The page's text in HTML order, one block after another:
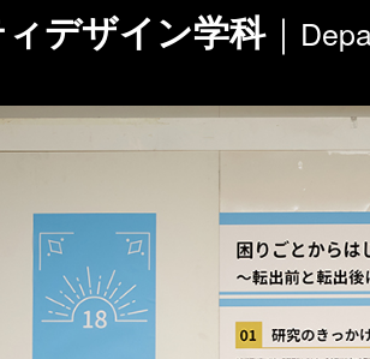
デザイン学科